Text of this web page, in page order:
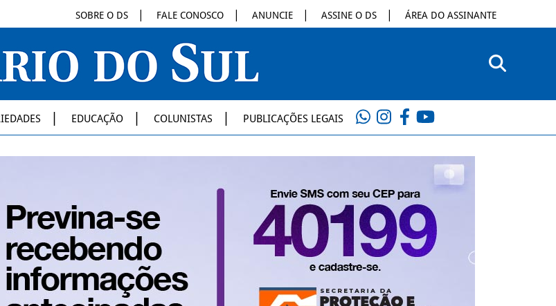
SOBRE O DS FALE CONOSCO ANUNCIE ASSINE O DS ÁREA DO ASSINANTE
EDUCAÇÃO COLUNISTAS PUBLICAÇÕES LEGAIS